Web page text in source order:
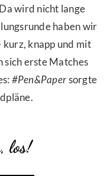
wird nicht lange
haben wir
kurz, knapp und mit
sich erste Matches
#Pen&Papersorgte
los!